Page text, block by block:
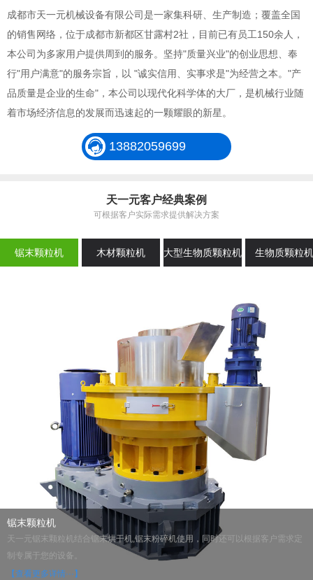
成都市天一元机械设备有限公司是一家集科研、生产制造；覆盖全国
的销售网络，位于成都市新都区甘露村2社，目前已有员工150余人，
本公司为多家用户提供周到的服务。坚持"质量兴业"的创业思想、奉
行"用户满意"的服务宗旨，以 "诚实信用、实事求是"为经营之本。"产
品质量是企业的生命"，本公司以现代化科学体的大厂，是机械行业随
着市场经济信息的发展而迅速起的一颗耀眼的新星。
13882059699
天一元客户经典案例
可根据客户实际需求提供解决方案
锯末颗粒机 木材颗粒机 大型生物质颗粒机 生物质颗粒机
锯末颗粒机
天一元锯末颗粒机结合锯末烘干机,锯末粉碎机使用，同时还可以根据客户需求定
制专属于您的设备。
【查看更多详情···】